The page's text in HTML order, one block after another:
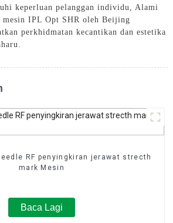
keperluan pelanggan individu, Alami
mesin IPL Opt SHR oleh Beijing
perkhidmatan kecantikan dan estetika
RF penyingkiran jerawat strecth
mark Mesin
Baca Lagi